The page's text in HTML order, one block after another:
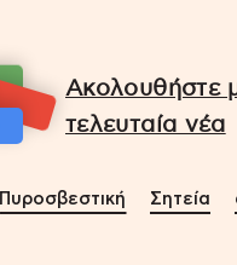
Ακολουθήστε
τελευταία νέα
Πυροσβεστική Σητεία